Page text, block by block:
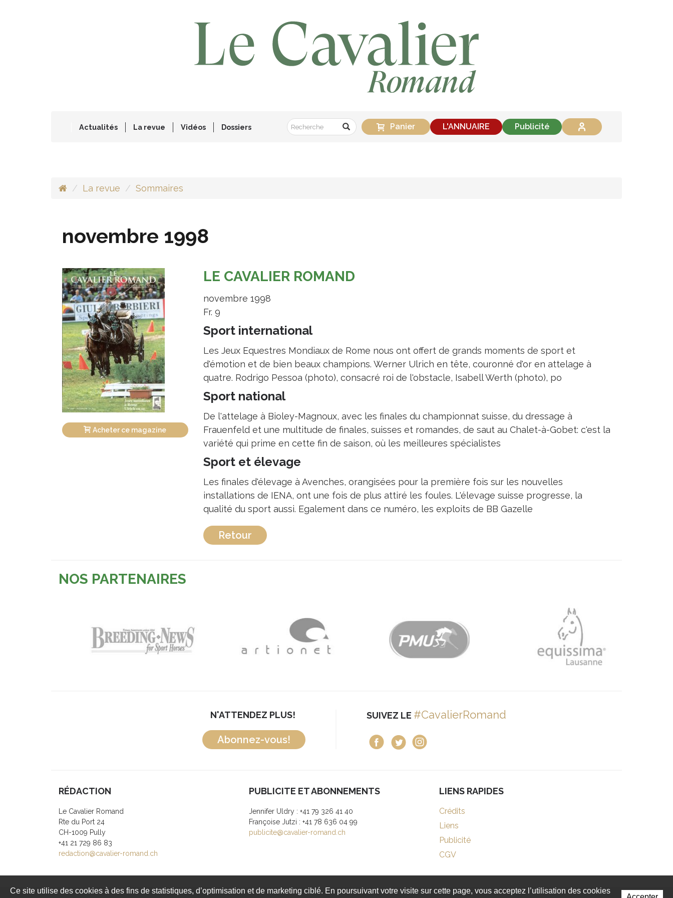
Actualités La revue Vidéos Dossiers Panier L'ANNUAIRE Publicité
La revue Sommaires
novembre 1998
Acheter ce magazine
LE CAVALIER ROMAND
novembre 1998
Fr. 9
Sport international
Les Jeux Equestres Mondiaux de Rome nous ont offert de grands moments de sport et
d'émotion et de bien beaux champions. Werner Ulrich en tête, couronné d'or en attelage à
quatre. Rodrigo Pessoa (photo), consacré roi de l'obstacle, Isabell Werth (photo), po
Sport national
De l'attelage à Bioley-Magnoux, avec les finales du championnat suisse, du dressage à
Frauenfeld et une multitude de finales, suisses et romandes, de saut au Chalet-à-Gobet: c'est la
variété qui prime en cette fin de saison, où les meilleures spécialistes
Sport et élevage
Les finales d'élevage à Avenches, orangisées pour la première fois sur les nouvelles
installations de IENA, ont une fois de plus attiré les foules. L'élevage suisse progresse, la
qualité du sport aussi. Egalement dans ce numéro, les exploits de BB Gazelle
Retour
NOS PARTENAIRES
N'ATTENDEZ PLUS!
Abonnez-vous!
SUIVEZ LE #CavalierRomand
RÉDACTION
Le Cavalier Romand
Rte du Port 24
CH-1009 Pully
+41 21 729 86 83
redaction@cavalier-romand.ch
PUBLICITE ET ABONNEMENTS
Jennifer Uldry : +41 79 326 41 40
Françoise Jutzi : +41 78 636 04 99
publicite@cavalier-romand.ch
LIENS RAPIDES
Crédits
Liens
Publicité
CGV
Ce site utilise des cookies à des fins de statistiques, d’optimisation et de marketing ciblé. En poursuivant votre visite sur cette page, vous acceptez l’utilisation des cookies